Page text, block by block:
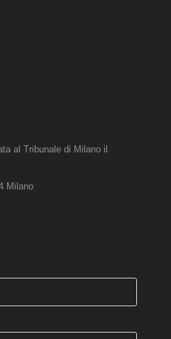
al Tribunale di Milano il
Milano